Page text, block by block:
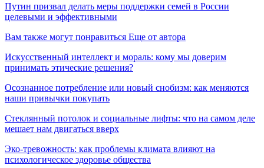
Путин призвал делать меры поддержки семей в России
целевыми и эффективными
Вам также могут понравиться Еще от автора
Искусственный интеллект и мораль: кому мы доверим
принимать этические решения?
Осознанное потребление или новый снобизм: как меняются
наши привычки покупать
Стеклянный потолок и социальные лифты: что на самом деле
мешает нам двигаться вверх
Эко-тревожность: как проблемы климата влияют на
психологическое здоровье общества